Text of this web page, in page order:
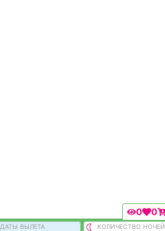
0 0
ДАТЫ ВЫЛЕТА КОЛИЧЕСТВО НОЧЕЙ